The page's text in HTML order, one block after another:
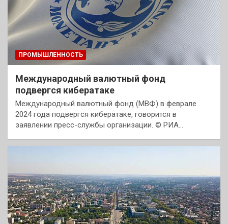
ПРОМЫШЛЕННОСТЬ
Международный валютный фонд
подвергся кибератаке
Международный валютный фонд (МВФ) в феврале
2024 года подвергся кибератаке, говорится в
заявлении пресс-службы организации. © РИА…